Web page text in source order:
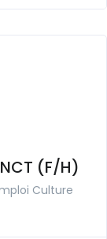
(F/H)
Culture